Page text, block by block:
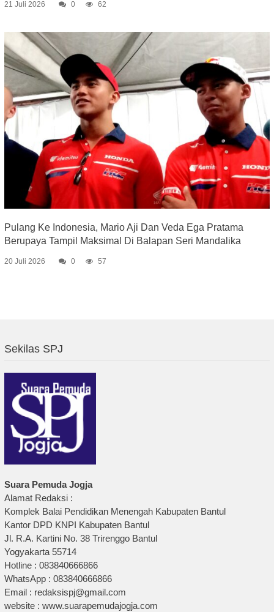
21 Juli 2026 0 62
Pulang Ke Indonesia, Mario Aji Dan Veda Ega Pratama
Berupaya Tampil Maksimal Di Balapan Seri Mandalika
20 Juli 2026 0 57
Sekilas SPJ
Suara Pemuda Jogja
Alamat Redaksi :
Komplek Balai Pendidikan Menengah Kabupaten Bantul
Kantor DPD KNPI Kabupaten Bantul
Jl. R.A. Kartini No. 38 Trirenggo Bantul
Yogyakarta 55714
Hotline : 083840666866
WhatsApp : 083840666866
Email : redaksispj@gmail.com
website : www.suarapemudajogja.com